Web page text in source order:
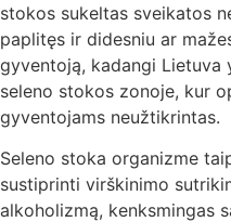
stokos sukeltas sveikatos
paplitęs ir didesniu ar
gyventoją, kadangi Lietuva
seleno stokos zonoje, kur
gyventojams neužtikrintas.
Seleno stoka organizme
sustiprinti virškinimo
alkoholizmą, kenksmingas